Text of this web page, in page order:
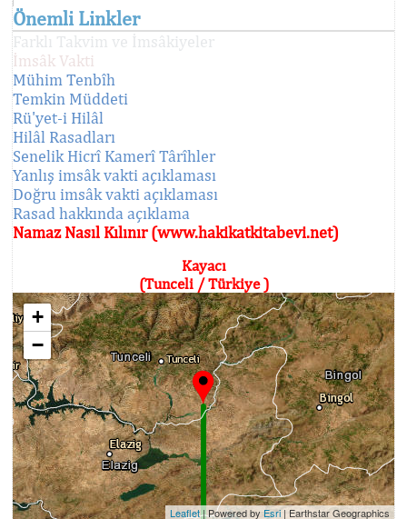
Önemli Linkler
Farklı Takvim ve İmsâkiyeler
İmsâk Vakti
Mühim Tenbîh
Temkin Müddeti
Rü'yet-i Hilâl
Hilâl Rasadları
Senelik Hicrî Kamerî Târîhler
Yanlış imsâk vakti açıklaması
Doğru imsâk vakti açıklaması
Rasad hakkında açıklama
Namaz Nasıl Kılınır (www.hakikatkitabevi.net)
Kayacı
(Tunceli / Türkiye )
+
−
Leaflet| Powered byEsri| Earthstar Geographics